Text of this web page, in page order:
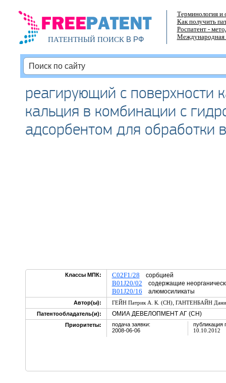
ПАТЕНТНЫЙ ПОИСКВ РФ
Терминология и
Как получить
Роспатент -
Международная
реагирующий с поверхности
кальция в комбинации с
адсорбентом для обработки
Классы МПК: C02F1/28 сорбцией
B01J20/02 содержащие
B01J20/16 алюмосиликаты
Автор(ы): ГЕЙН Патрик А. К. (CH), ГАНТЕНБАЙН
Патентообладатель(и):
ОМИА ДЕВЕЛОПМЕНТ АГ (CH)
Приоритеты:
подача заявки:
2008-06-06
публикация
10.10.2012